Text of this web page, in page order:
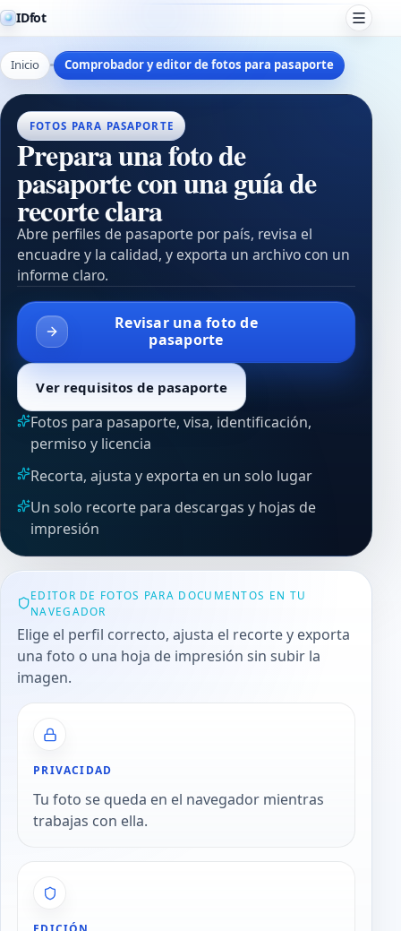
IDfot
Inicio Comprobador y editor de fotos para pasaporte
FOTOS PARA PASAPORTE
Prepara una foto de
pasaporte con una guía de
recorte clara
Abre perfiles de pasaporte por país, revisa el
encuadre y la calidad, y exporta un archivo con un
informe claro.
Revisar una foto de
pasaporte
Ver requisitos de pasaporte
Fotos para pasaporte, visa, identificación,
permiso y licencia
Recorta, ajusta y exporta en un solo lugar
Un solo recorte para descargas y hojas de
impresión
EDITOR DE FOTOS PARA DOCUMENTOS EN TU
NAVEGADOR
Elige el perfil correcto, ajusta el recorte y exporta
una foto o una hoja de impresión sin subir la
imagen.
PRIVACIDAD
Tu foto se queda en el navegador mientras
trabajas con ella.